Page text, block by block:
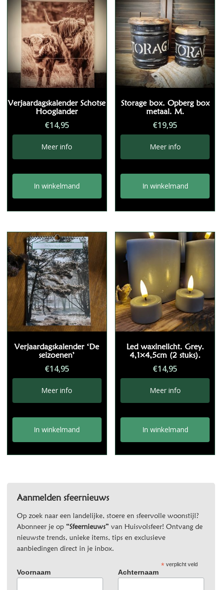
Verjaardagskalender Schotse
Hooglander
€14,95
Meer info
In winkelmand
Storage box. Opberg box
metaal. M.
€19,95
Meer info
In winkelmand
Verjaardagskalender ‘De
seizoenen’
€14,95
Meer info
In winkelmand
Led waxinelicht. Grey.
4,1×4,5cm (2 stuks).
€14,95
Meer info
In winkelmand
Aanmelden sfeernieuws
Op zoek naar een landelijke, stoere en sfeervolle woonstijl?
Abonneer je op “Sfeernieuws” van Huisvolsfeer! Ontvang de
nieuwste trends, unieke items, tips en exclusieve
aanbiedingen direct in je inbox.
*verplicht veld
Voornaam Achternaam